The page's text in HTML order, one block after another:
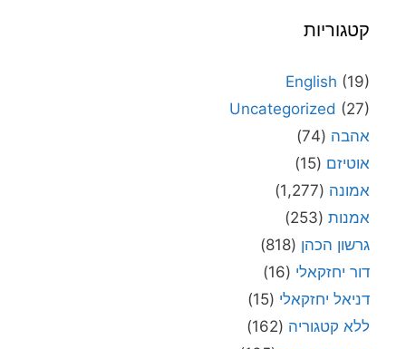
קטגוריות
English (19)
Uncategorized (27)
אהבה (74)
אוטיזם (15)
אמונה (1,277)
אמנות (253)
גרשון הכהן (818)
דור יחזקאלי (16)
דניאל יחזקאלי (15)
ללא קטגוריה (162)